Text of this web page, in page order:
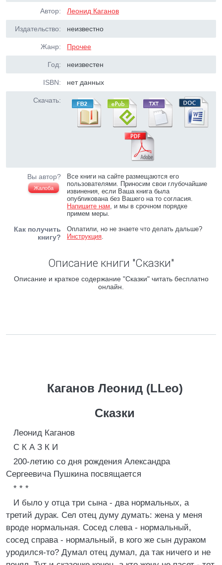
Автор: Леонид Каганов
Издательство: неизвестно
Жанр: Прочее
Год: неизвестен
ISBN: нет данных
Скачать:
Вы автор?
Жалоба
Все книги на сайте размещаются его
пользователями. Приносим свои глубочайшие
извинения, если Ваша книга была
опубликована без Вашего на то согласия.
Напишите нам, и мы в срочном порядке
примем меры.
Как получить
книгу?
Оплатили, но не знаете что делать дальше?
Инструкция.
Описание книги "Сказки"
Описание и краткое содержание "Сказки" читать бесплатно
онлайн.
Каганов Леонид (LLeo)
Сказки
Леонид Каганов
С К А З К И
200-летию со дня рождения Александра
Сергеевича Пушкина посвящается
* * *
И было у отца три сына - два нормальных, а
третий дурак. Сел отец думу думать: жена у меня
вроде нормальная. Сосед слева - нормальный,
сосед справа - нормальный, в кого же сын дураком
уродился-то? Думал отец думал, да так ничего и не